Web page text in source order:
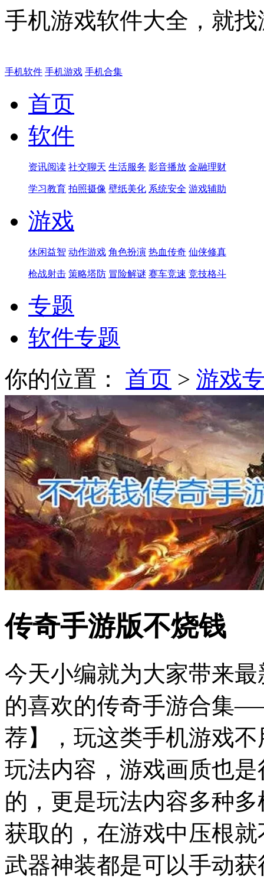
手机游戏软件大全，就
手机软件 手机游戏 手机合集
首页
软件
资讯阅读 社交聊天 生活服务 影音播放 金融理财
学习教育 拍照摄像 壁纸美化 系统安全 游戏辅助
游戏
休闲益智 动作游戏 角色扮演 热血传奇 仙侠修真
枪战射击 策略塔防 冒险解谜 赛车竞速 竞技格斗
专题
软件专题
你的位置： 首页 > 游戏
传奇手游版不烧钱
今天小编就为大家带来
的喜欢的传奇手游合集
荐】，玩这类手机游戏
玩法内容，游戏画质也
的，更是玩法内容多种
获取的，在游戏中压根
武器神装都是可以手动